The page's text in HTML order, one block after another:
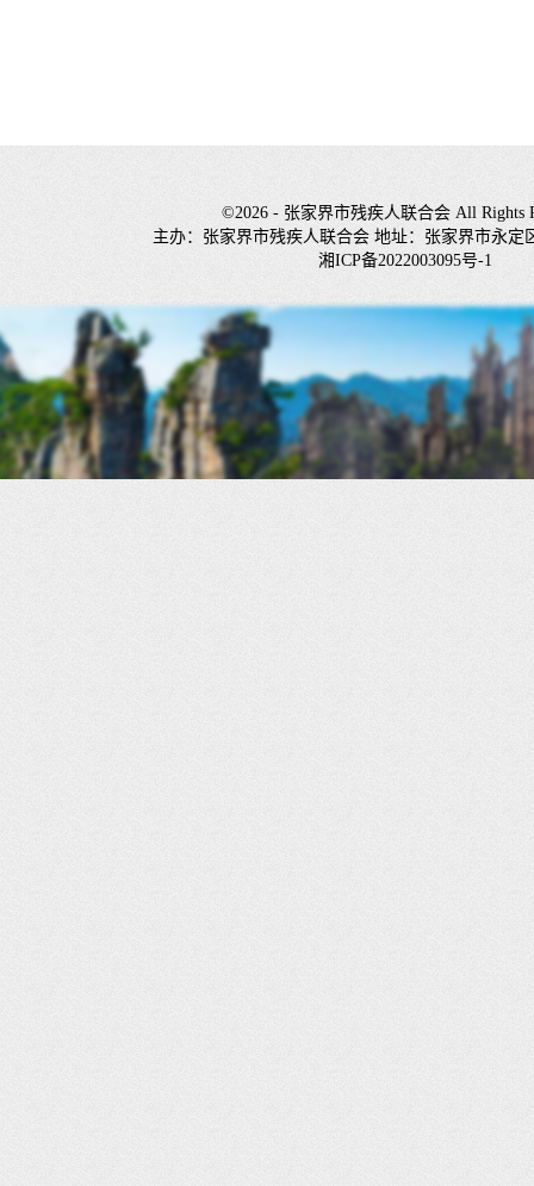
©2026 - 张家界市残疾人联合会 All Rights
主办：张家界市残疾人联合会 地址：张家界市永定
湘ICP备2022003095号-1